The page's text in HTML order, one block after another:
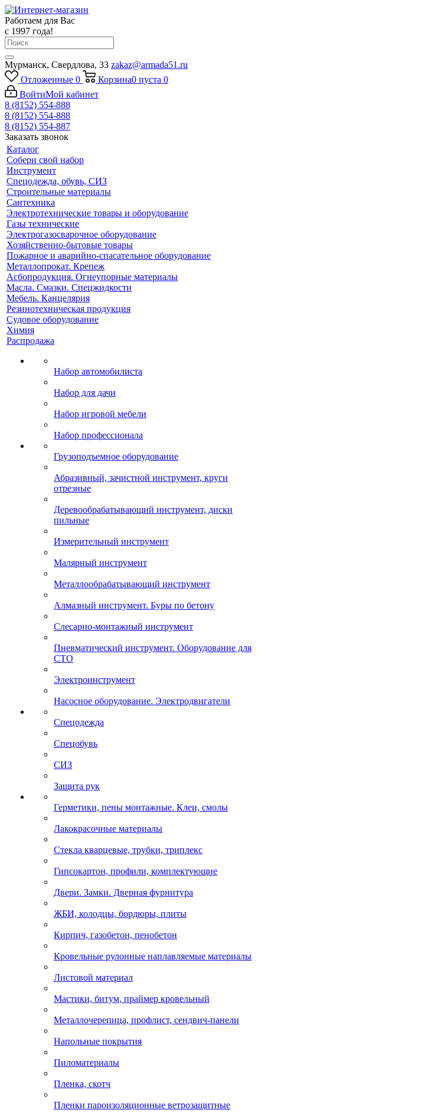
Работаем для Вас
с 1997 года!
Мурманск, Свердлова, 33 zakaz@armada51.ru
Отложенные 0 Корзина0 пуста 0
ВойтиМой кабинет
8 (8152) 554-888
8 (8152) 554-888
8 (8152) 554-887
Заказать звонок
Каталог
Собери свой набор
Инструмент
Спецодежда, обувь, СИЗ
Строительные материалы
Сантехника
Электротехнические товары и оборудование
Газы технические
Электрогазосварочное оборудование
Хозяйственно-бытовые товары
Пожарное и аварийно-спасательное оборудование
Металлопрокат. Крепеж
Асбопродукция. Огнеупорные материалы
Масла. Смазки. Спецжидкости
Мебель. Канцелярия
Резинотехническая продукция
Судовое оборудование
Химия
Распродажа
Набор автомобилиста
Набор для дачи
Набор игровой мебели
Набор профессионала
Грузоподъемное оборудование
Абразивный, зачистной инструмент, круги
отрезные
Деревообрабатывающий инструмент, диски
пильные
Измерительный инструмент
Малярный инструмент
Металлообрабатывающий инструмент
Алмазный инструмент. Буры по бетону
Слесарно-монтажный инструмент
Пневматический инструмент. Оборудование для
СТО
Электроинструмент
Насосное оборудование. Электродвигатели
Спецодежда
Спецобувь
СИЗ
Защита рук
Герметики, пены монтажные. Клеи, смолы
Лакокрасочные материалы
Стекла кварцевые, трубки, триплекс
Гипсокартон, профили, комплектующие
Двери. Замки. Дверная фурнитура
ЖБИ, колодцы, бордюры, плиты
Кирпич, газобетон, пенобетон
Кровельные рулонные наплавляемые материалы
Листовой материал
Мастики, битум, праймер кровельный
Металлочерепица, профлист, сендвич-панели
Напольные покрытия
Пиломатериалы
Пленка, скотч
Пленки пароизоляционные ветрозащитные